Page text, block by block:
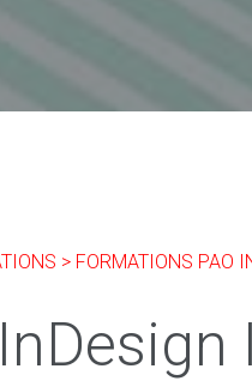
> FORMATIONS PAO